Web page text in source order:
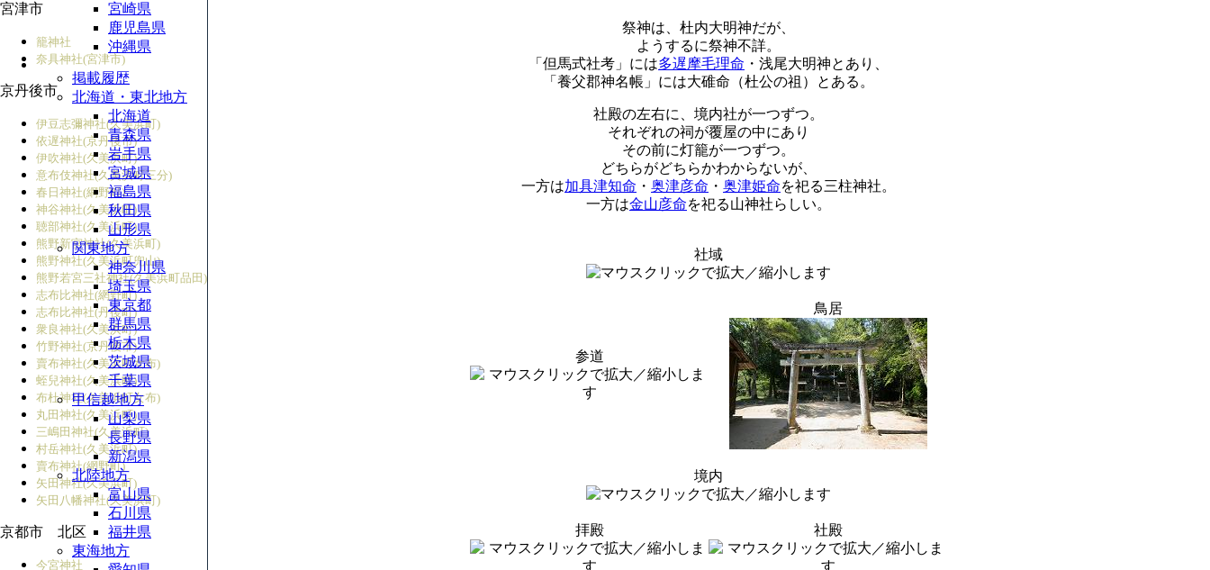
祭神は、杜内大明神だが、
ようするに祭神不詳。
「但馬式社考」には多遅摩毛理命 ・浅尾大明神とあり、
「養父郡神名帳」には大碓命（杜公の祖）とある。
社殿の左右に、境内社が一つずつ。
それぞれの祠が覆屋の中にあり
その前に灯籠が一つずつ。
どちらがどちらかわからないが、
一方は加具津知命 ・ 奥津彦命 ・ 奥津姫命を祀る三柱神社。
一方は金山彦命を祀る山神社らしい。
社域
参道
鳥居
境内
拝殿 社殿
宮津市
籠神社
奈具神社(宮津市)
京丹後市
伊豆志彌神社(久美浜町)
依遅神社(京丹後市)
伊吹神社(久美浜町)
意布伎神社(久美浜町三分)
春日神社(網野町)
神谷神社(久美浜町)
聴部神社(久美浜町)
熊野新宮神社(久美浜町)
熊野神社(久美浜町兜山)
熊野若宮三社神社(久美浜町品田)
志布比神社(網野町)
志布比神社(丹後町)
衆良神社(久美浜町)
竹野神社(京丹後市)
賣布神社(久美浜町女布)
蛭兒神社(久美浜町)
布杜神社(久美浜町女布)
丸田神社(久美浜町)
三嶋田神社(久美浜町)
村岳神社(久美浜町)
賣布神社(網野町)
矢田神社(久美浜町)
矢田八幡神社(久美浜町)
京都市 北区
今宮神社
宮崎県
鹿児島県
沖縄県
掲載履歴
北海道・東北地方
北海道
青森県
岩手県
宮城県
福島県
秋田県
山形県
関東地方
神奈川県
埼玉県
東京都
群馬県
栃木県
茨城県
千葉県
甲信越地方
山梨県
長野県
新潟県
北陸地方
富山県
石川県
福井県
東海地方